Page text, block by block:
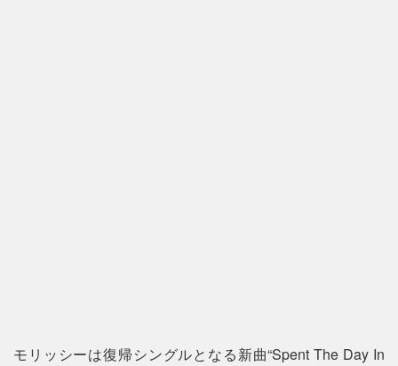
モリッシーは復帰シングルとなる新曲“Spent The Day In